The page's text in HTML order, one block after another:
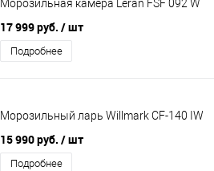
Морозильная камера Leran FSF 092 W
17 999 руб. / шт
Подробнее
Морозильный ларь Willmark CF-140 IW
15 990 руб. / шт
Подробнее